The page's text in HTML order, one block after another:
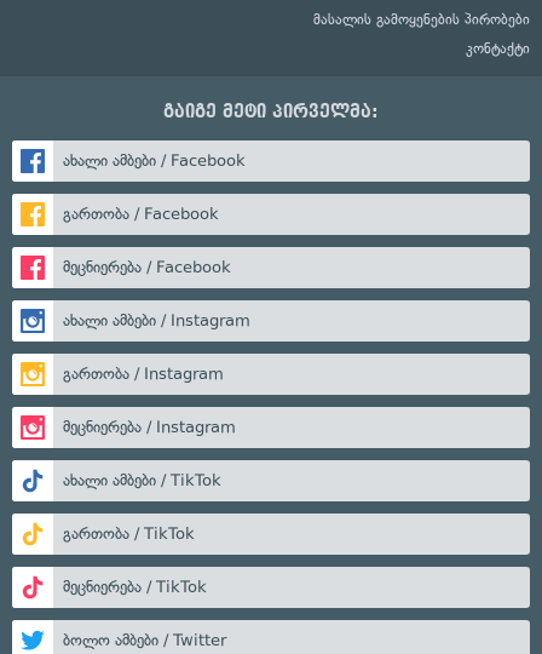
მასალის გამოყენების პირობები
კონტაქტი
გაიგე მეტი პირველმა:
ახალი ამბები / Facebook
გართობა / Facebook
მეცნიერება / Facebook
ახალი ამბები / Instagram
გართობა / Instagram
მეცნიერება / Instagram
ახალი ამბები / TikTok
გართობა / TikTok
მეცნიერება / TikTok
ბოლო ამბები / Twitter